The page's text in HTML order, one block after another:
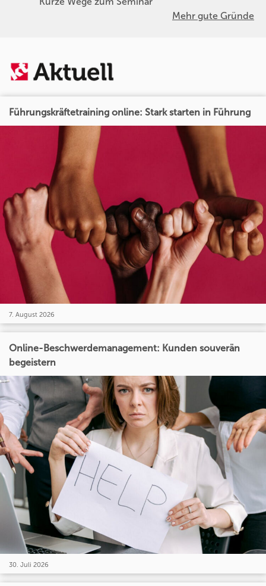
Mehr gute Gründe
Führungskräftetraining online: Stark starten in Führung
7. August 2026
Online-Beschwerdemanagement: Kunden souverän
begeistern
30. Juli 2026